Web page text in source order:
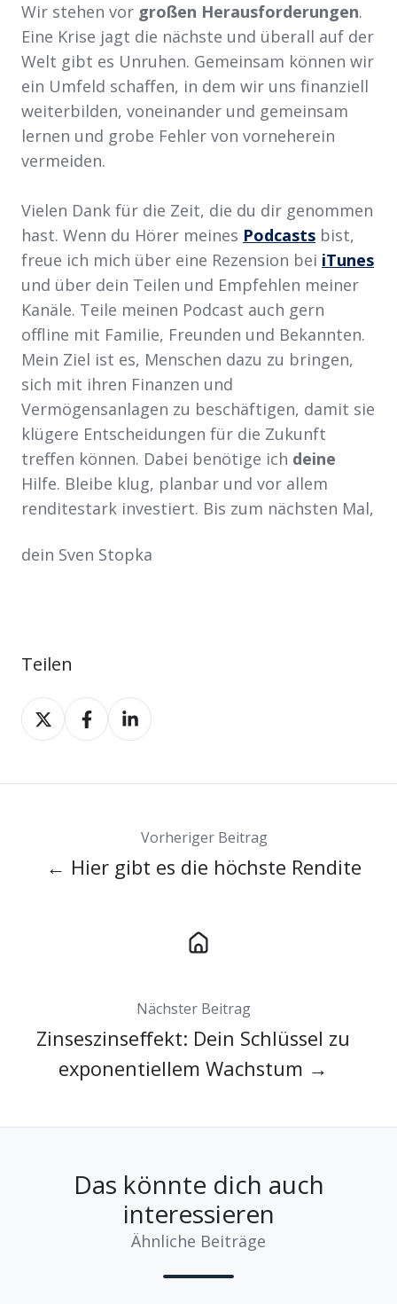
Wir stehen vor großen Herausforderungen.
Eine Krise jagt die nächste und überall auf der
Welt gibt es Unruhen. Gemeinsam können wir
ein Umfeld schaffen, in dem wir uns finanziell
weiterbilden, voneinander und gemeinsam
lernen und grobe Fehler von vorneherein
vermeiden.
Vielen Dank für die Zeit, die du dir genommen
hast. Wenn du Hörer meines Podcasts bist,
freue ich mich über eine Rezension bei iTunes
und über dein Teilen und Empfehlen meiner
Kanäle. Teile meinen Podcast auch gern
offline mit Familie, Freunden und Bekannten.
Mein Ziel ist es, Menschen dazu zu bringen,
sich mit ihren Finanzen und
Vermögensanlagen zu beschäftigen, damit sie
klügere Entscheidungen für die Zukunft
treffen können. Dabei benötige ich deine
Hilfe. Bleibe klug, planbar und vor allem
renditestark investiert. Bis zum nächsten Mal,
dein Sven Stopka
Teilen
Teilen
auf
Teilen
auf
Teilen
auf
Vorheriger Beitrag
← Hier gibt es die höchste Rendite
Nächster Beitrag
Zinseszinseffekt: Dein Schlüssel zu
exponentiellem Wachstum →
Das könnte dich auch
interessieren
Ähnliche Beiträge